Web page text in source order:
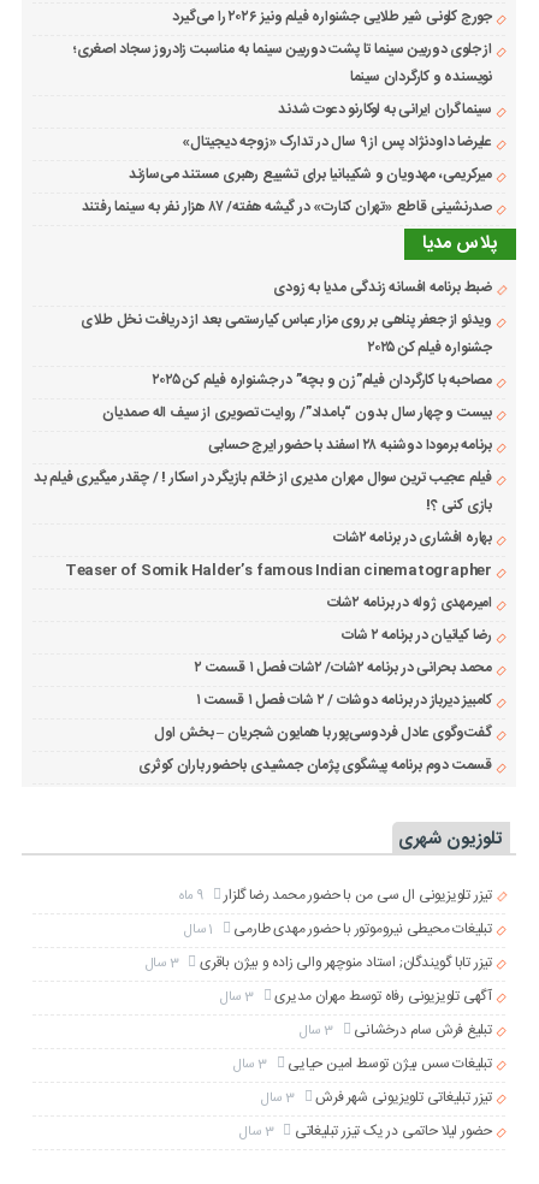
جورج کلونی شیر طلایی جشنواره فیلم ونیز ۲۰۲۶ را می‌گیرد
از جلوی دوربین سینما تا پشت دوربین سینما به مناسبت زادروز سجاد اصغری؛
نویسنده و کارگردان سینما
سینماگران ایرانی به لوکارنو دعوت شدند
علیرضا داودنژاد پس از ۹ سال در تدارک «زوجه دیجیتال»
میرکریمی، مهدویان و شکیبانیا برای تشییع رهبری مستند می‌سازند
صدرنشینی قاطع «تهران کنارت» در گیشه هفته/ ۸۷ هزار نفر به سینما رفتند
پلاس مدیا
ضبط برنامه افسانه زندگی مدیا به زودی
ویدئو از جعفر پناهی بر روی مزار عباس کیارستمی بعد از دریافت نخل طلای
جشنواره فیلم کن ۲۰۲۵
مصاحبه با کارگردان فیلم”زن و بچه” در جشنواره فیلم کن ۲۰۲۵
بیست و چهار سال بدون “بامداد”/ روایت تصویری از سیف اله صمدیان
برنامه برمودا دوشنبه ۲۸ اسفند با حضور ایرج حسابی
فیلم عجیب ترین سوال مهران مدیری از خانم بازیگر در اسکار ! / چقدر میگیری فیلم بد
بازی کنی ؟!
بهاره افشاری در برنامه ۲شات
Teaser of Somik Halder’s famous Indian cinematographer
امیرمهدی ژوله در برنامه ۲شات
رضا کیانیان در برنامه ۲ شات
محمد بحرانی در برنامه ۲شات/ ۲شات فصل ۱ قسمت ۲
کامبیز دیرباز در برنامه دوشات / ۲ شات فصل ۱ قسمت ۱
گفت‌وگوی عادل فردوسی‌پور با همایون شجریان – بخش اول
قسمت دوم برنامه پیشگوی پژمان جمشیدی باحضور باران کوثری
تلوزیون شهری
تیزر تلویزیونی ال سی من با حضور محمد رضا گلزار 9 ماه
تبلیغات محیطی نیروموتور با حضور مهدی طارمی
تیزر تابا گویندگان; استاد منوچهر والی زاده و بیژن باقری 3 سال
آگهی تلویزیونی رفاه توسط مهران مدیری 3 سال
تبلیغ فرش سام درخشانی 3 سال
تبلیغات سس بیژن توسط امین حیایی 3 سال
تیزر تبلیغاتی تلویزیونی شهر فرش 3 سال
حضور لیلا حاتمی در یک تیزر تبلیغاتی 3 سال